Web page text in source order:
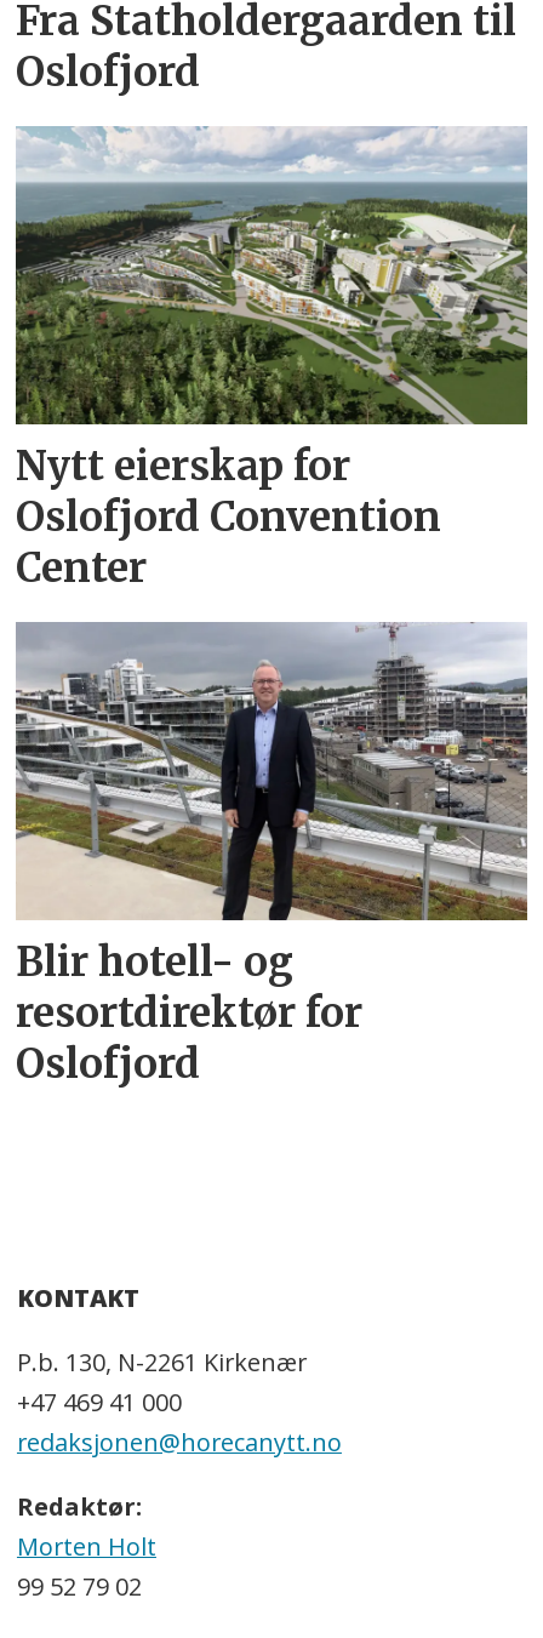
Fra Statholdergaarden til
Oslofjord
Nytt eierskap for
Oslofjord Convention
Center
Blir hotell- og
resortdirektør for
Oslofjord
KONTAKT
P.b. 130, N-2261 Kirkenær
+47 469 41 000
redaksjonen@horecanytt.no
Redaktør:
Morten Holt
99 52 79 02